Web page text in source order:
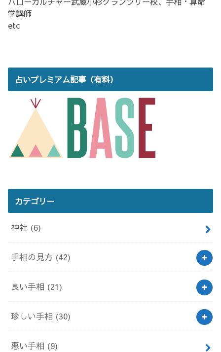
学講師
etc
占いプレミアム記事（有料）
カテゴリー
神社 (6)
手相の見方 (42)
良い手相 (21)
珍しい手相 (30)
悪い手相 (9)